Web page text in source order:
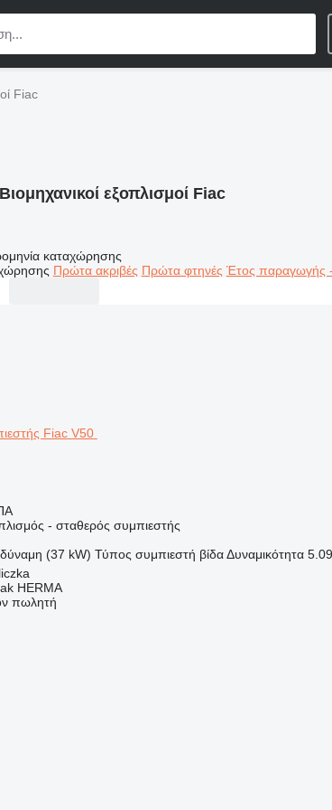
Fiac
Βιομηχανικοί εξοπλισμοί Fiac
καταχώρησης
Πρώτα ακριβές Πρώτα φτηνές Έτος παραγωγής -
- σταθερός συμπιεστής
(37 kW) Τύπος συμπιεστή βίδα Δυναμικότητα
HERMA
πωλητή